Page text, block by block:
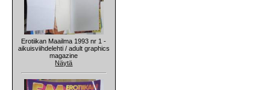
Erotiikan Maailma 1993 nr 1 -
aikuisviihdelehti / adult graphics
magazine
Näytä